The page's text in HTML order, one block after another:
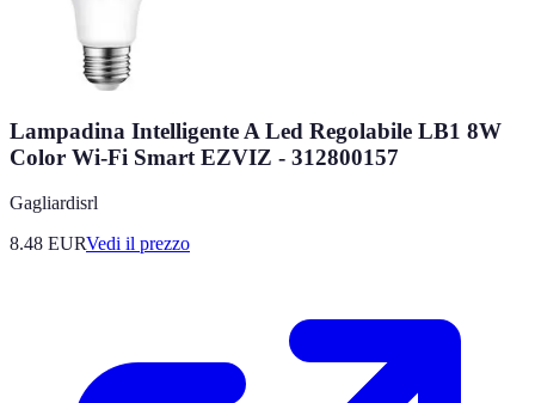
Lampadina Intelligente A Led Regolabile LB1 8W
Color Wi-Fi Smart EZVIZ - 312800157
Gagliardisrl
8.48 EURVedi il prezzo